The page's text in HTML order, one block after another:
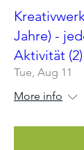
Jahre) -
Aktivität (2)
Tue, Aug 11
More info